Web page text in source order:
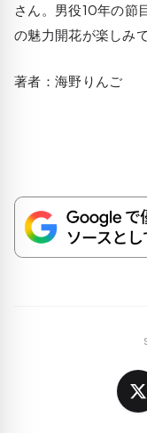
さん。男役10年の節
の魅力開花が楽しみで
著者：海野りんご